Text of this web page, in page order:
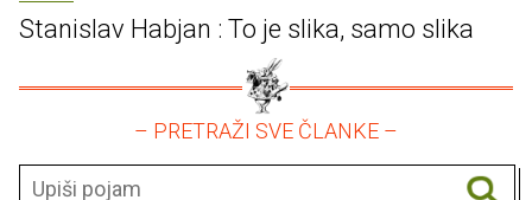
Stanislav Habjan : To je slika, samo slika
– PRETRAŽI SVE ČLANKE –